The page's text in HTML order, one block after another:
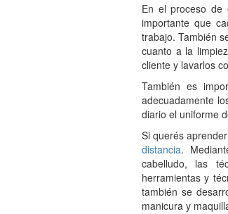
En el proceso de
importante que
trabajo. También
cuanto a la
cliente y lavarlos
También es
adecuadamente
diario el uniforme
Si querés
distancia.
cabelludo, las
herramientas y
también se
manicura y